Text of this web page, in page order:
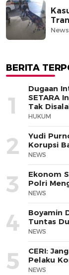
News
BERITA
1
Dugaan
SETARA
Tak
HUKUM
2
Yudi
Korupsi
NEWS
3
Ekonom
Polri
NEWS
4
Boyamin
Tuntas
NEWS
5
CERI:
Pelaku
NEWS